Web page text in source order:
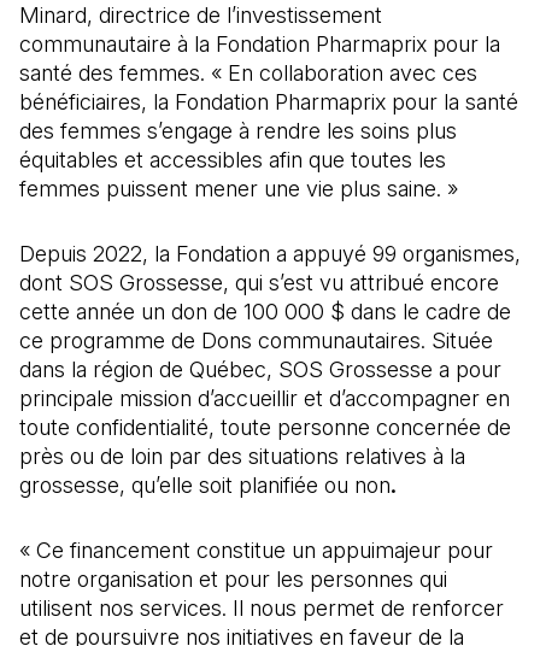
Minard, directrice de l’investissement
communautaire à la Fondation Pharmaprix pour la
santé des femmes. « En collaboration avec ces
bénéficiaires, la Fondation Pharmaprix pour la santé
des femmes s’engage à rendre les soins plus
équitables et accessibles afin que toutes les
femmes puissent mener une vie plus saine. »
Depuis 2022, la Fondation a appuyé 99 organismes,
dont SOS Grossesse, qui s’est vu attribué encore
cette année un don de 100 000 $ dans le cadre de
ce programme de Dons communautaires. Située
dans la région de Québec, SOS Grossesse a pour
principale mission d’accueillir et d’accompagner en
toute confidentialité, toute personne concernée de
près ou de loin par des situations relatives à la
grossesse, qu’elle soit planifiée ou non.
« Ce financement constitue un appuimajeur pour
notre organisation et pour les personnes qui
utilisent nos services. Il nous permet de renforcer
et de poursuivre nos initiatives en faveur de la